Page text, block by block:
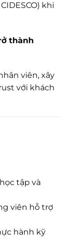
khi
thành
viên, xây
với khách
tập và
viên hỗ trợ
hành kỹ